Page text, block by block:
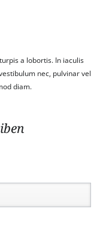
a lobortis. In iaculis
nec, pulvinar vel
diam.